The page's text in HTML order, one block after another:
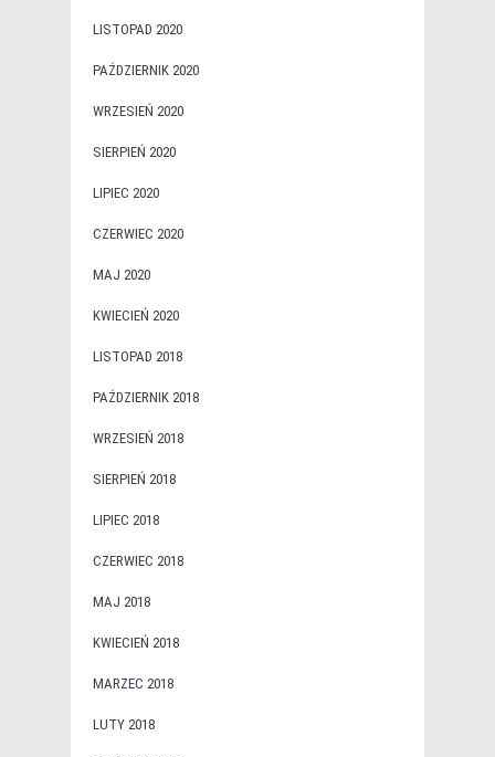
LISTOPAD 2020
PAŹDZIERNIK 2020
WRZESIEŃ 2020
SIERPIEŃ 2020
LIPIEC 2020
CZERWIEC 2020
MAJ 2020
KWIECIEŃ 2020
LISTOPAD 2018
PAŹDZIERNIK 2018
WRZESIEŃ 2018
SIERPIEŃ 2018
LIPIEC 2018
CZERWIEC 2018
MAJ 2018
KWIECIEŃ 2018
MARZEC 2018
LUTY 2018